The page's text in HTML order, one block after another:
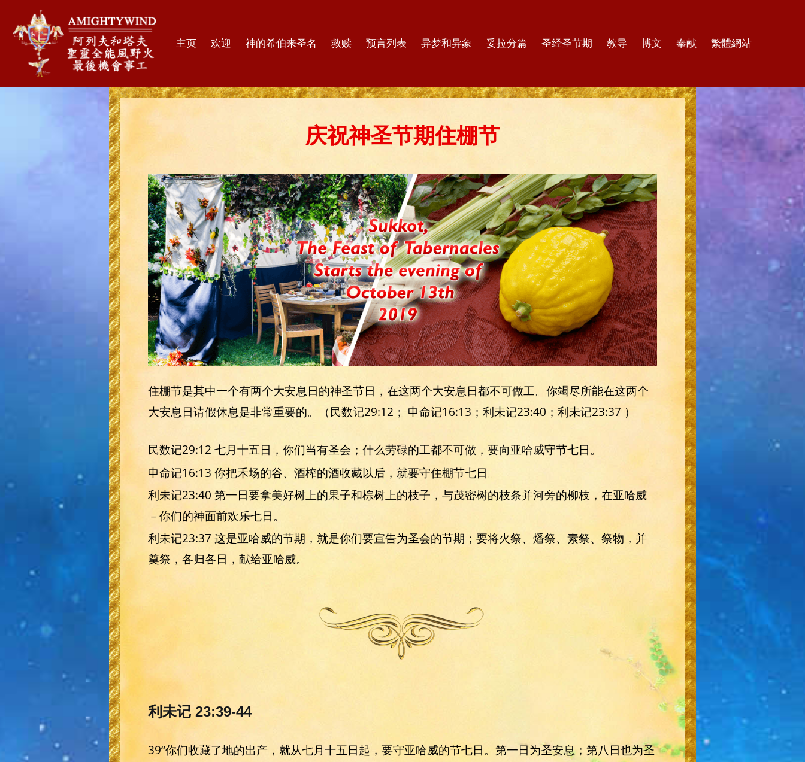
主页 欢迎 神的希伯来圣名 救赎 预言列表 异梦和异象 妥拉分篇 圣经圣节期 教导 博文 奉献 繁體網站
庆祝神圣节期住棚节
住棚节是其中一个有两个大安息日的神圣节日，在这两个大安息日都不可做工。你竭尽所能在这两个
大安息日请假休息是非常重要的。（民数记29:12； 申命记16:13；利未记23:40；利未记23:37 ）
民数记29:12 七月十五日，你们当有圣会；什么劳碌的工都不可做，要向亚哈威守节七日。
申命记16:13 你把禾场的谷、酒榨的酒收藏以后，就要守住棚节七日。
利未记23:40 第一日要拿美好树上的果子和棕树上的枝子，与茂密树的枝条并河旁的柳枝，在亚哈威
－你们的神面前欢乐七日。
利未记23:37 这是亚哈威的节期，就是你们要宣告为圣会的节期；要将火祭、燔祭、素祭、祭物，并
奠祭，各归各日，献给亚哈威。
利未记 23:39-44
39“你们收藏了地的出产，就从七月十五日起，要守亚哈威的节七日。第一日为圣安息；第八日也为圣